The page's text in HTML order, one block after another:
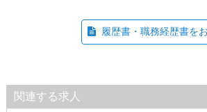
履歴書・職務経歴書を
関連する求人